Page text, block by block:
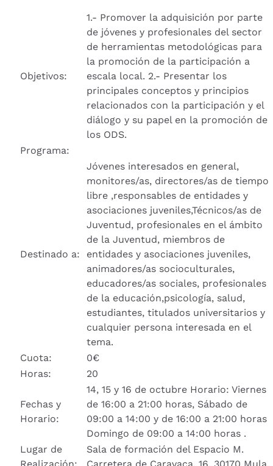
Objetivos:
1.- Promover la adquisición por parte
de jóvenes y profesionales del sector
de herramientas metodológicas para
la promoción de la participación a
escala local. 2.- Presentar los
principales conceptos y principios
relacionados con la participación y el
diálogo y su papel en la promoción de
los ODS.
Programa:
Destinado a:
Jóvenes interesados en general,
monitores/as, directores/as de tiempo
libre ,responsables de entidades y
asociaciones juveniles,Técnicos/as de
Juventud, profesionales en el ámbito
de la Juventud, miembros de
entidades y asociaciones juveniles,
animadores/as socioculturales,
educadores/as sociales, profesionales
de la educación,psicología, salud,
estudiantes, titulados universitarios y
cualquier persona interesada en el
tema.
Cuota:
0€
Horas:
20
Fechas y
Horario:
14, 15 y 16 de octubre Horario: Viernes
de 16:00 a 21:00 horas, Sábado de
09:00 a 14:00 y de 16:00 a 21:00 horas
Domingo de 09:00 a 14:00 horas .
Lugar de
Sala de formación del Espacio M.